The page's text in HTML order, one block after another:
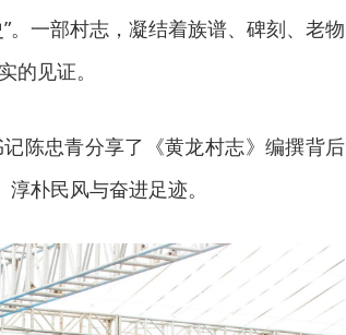
。一部村志，凝结着族谱、碑刻、老物
的见证。
陈忠青分享了《黄龙村志》编撰背后
朴民风与奋进足迹。